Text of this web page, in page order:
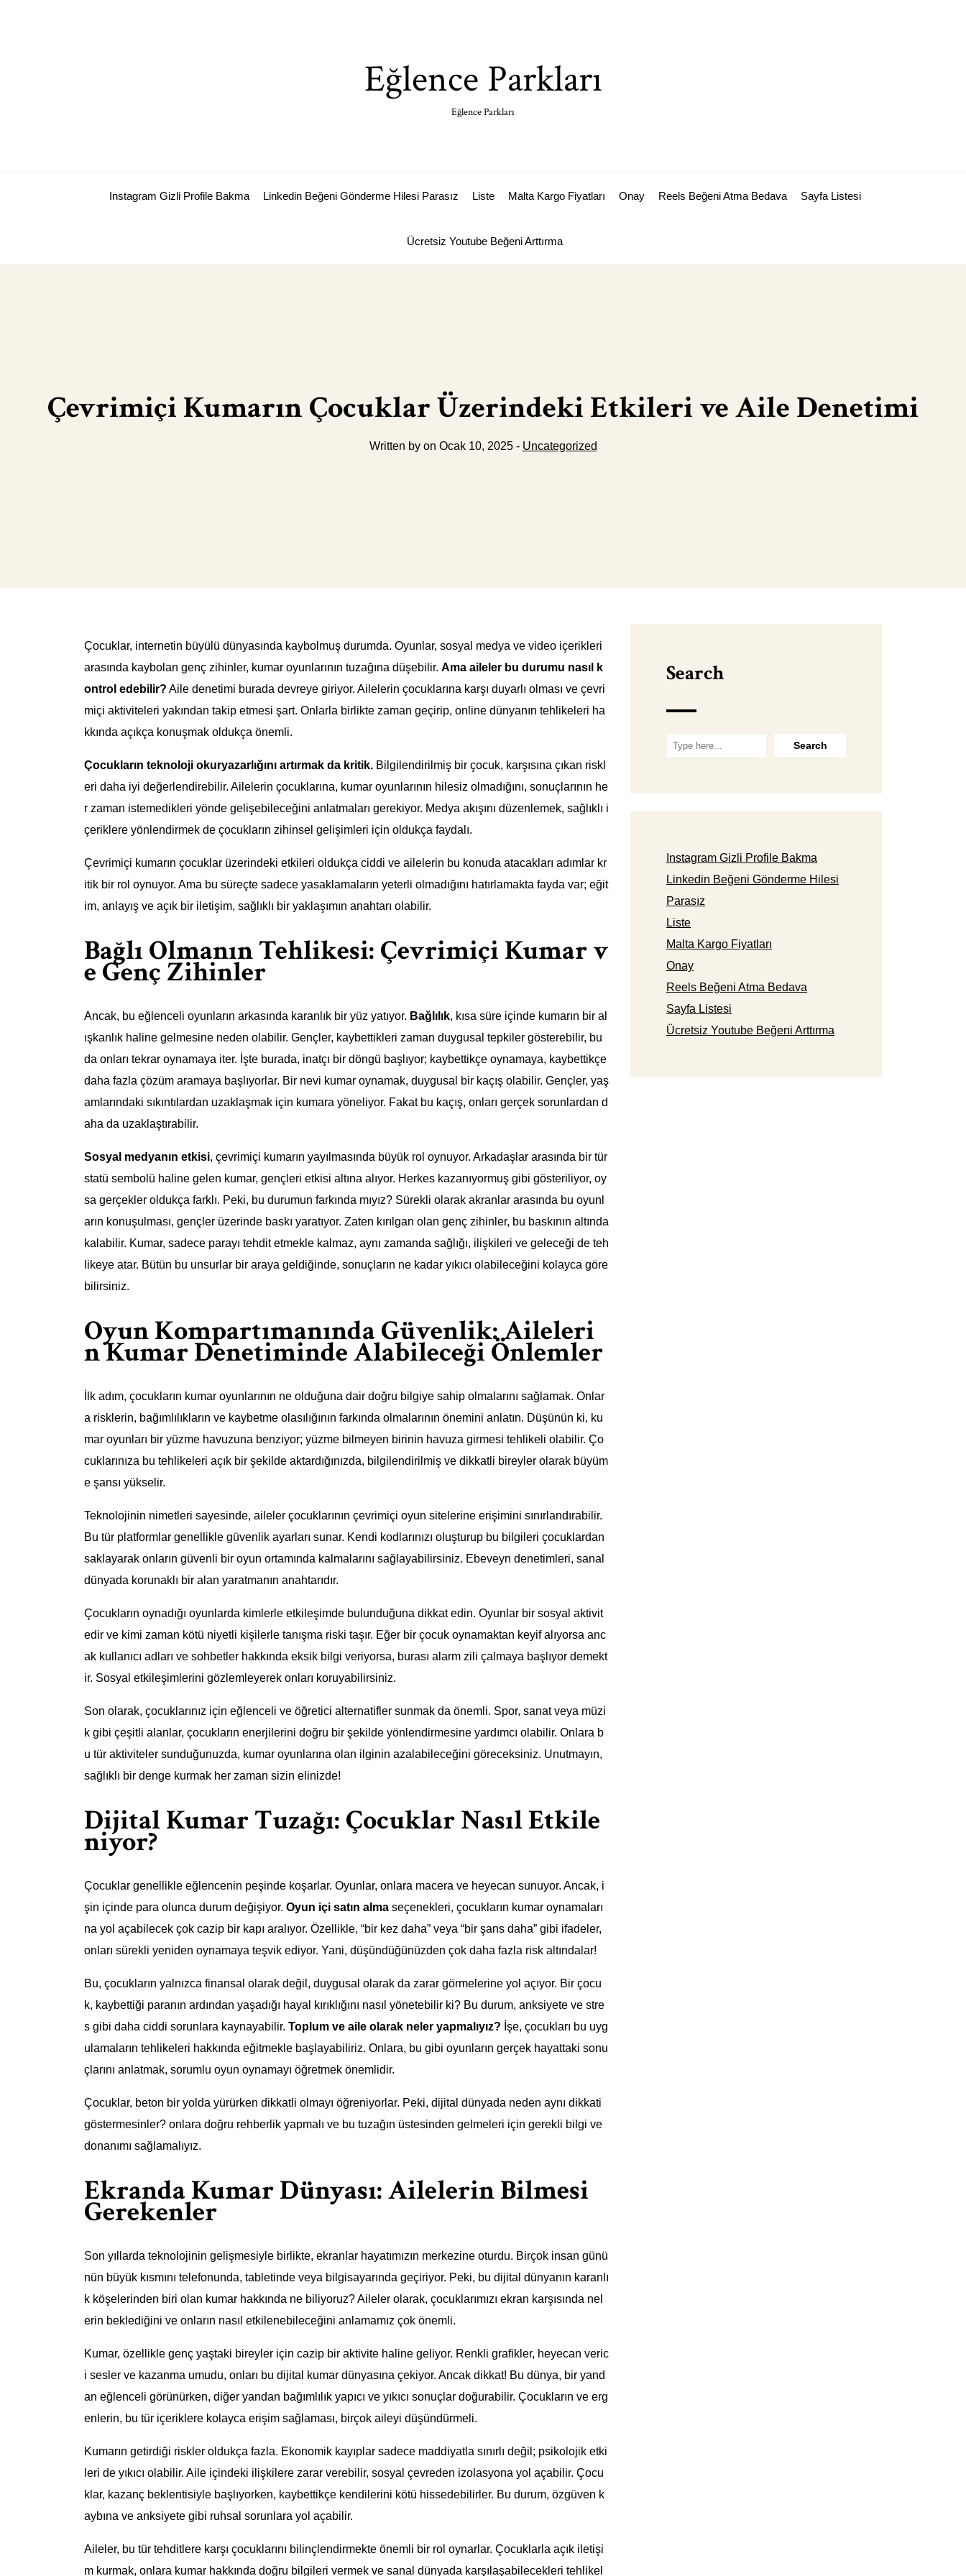
Eğlence Parkları
Eğlence Parkları
Instagram Gizli Profile Bakma Linkedin Beğeni Gönderme Hilesi Parasız Liste Malta Kargo Fiyatları Onay Reels Beğeni Atma Bedava Sayfa Listesi
Ücretsiz Youtube Beğeni Arttırma
Çevrimiçi Kumarın Çocuklar Üzerindeki Etkileri ve Aile Denetimi
Written by on Ocak 10, 2025 - Uncategorized
Çocuklar, internetin büyülü dünyasında kaybolmuş durumda. Oyunlar, sosyal medya ve video içerikleri
arasında kaybolan genç zihinler, kumar oyunlarının tuzağına düşebilir. Ama aileler bu durumu nasıl k
ontrol edebilir? Aile denetimi burada devreye giriyor. Ailelerin çocuklarına karşı duyarlı olması ve çevri
miçi aktiviteleri yakından takip etmesi şart. Onlarla birlikte zaman geçirip, online dünyanın tehlikeleri ha
kkında açıkça konuşmak oldukça önemli.
Çocukların teknoloji okuryazarlığını artırmak da kritik. Bilgilendirilmiş bir çocuk, karşısına çıkan riskl
eri daha iyi değerlendirebilir. Ailelerin çocuklarına, kumar oyunlarının hilesiz olmadığını, sonuçlarının he
r zaman istemedikleri yönde gelişebileceğini anlatmaları gerekiyor. Medya akışını düzenlemek, sağlıklı i
çeriklere yönlendirmek de çocukların zihinsel gelişimleri için oldukça faydalı.
Çevrimiçi kumarın çocuklar üzerindeki etkileri oldukça ciddi ve ailelerin bu konuda atacakları adımlar kr
itik bir rol oynuyor. Ama bu süreçte sadece yasaklamaların yeterli olmadığını hatırlamakta fayda var; eğit
im, anlayış ve açık bir iletişim, sağlıklı bir yaklaşımın anahtarı olabilir.
Bağlı Olmanın Tehlikesi: Çevrimiçi Kumar v
e Genç Zihinler
Ancak, bu eğlenceli oyunların arkasında karanlık bir yüz yatıyor. Bağlılık, kısa süre içinde kumarın bir al
ışkanlık haline gelmesine neden olabilir. Gençler, kaybettikleri zaman duygusal tepkiler gösterebilir, bu
da onları tekrar oynamaya iter. İşte burada, inatçı bir döngü başlıyor; kaybettikçe oynamaya, kaybettikçe
daha fazla çözüm aramaya başlıyorlar. Bir nevi kumar oynamak, duygusal bir kaçış olabilir. Gençler, yaş
amlarındaki sıkıntılardan uzaklaşmak için kumara yöneliyor. Fakat bu kaçış, onları gerçek sorunlardan d
aha da uzaklaştırabilir.
Sosyal medyanın etkisi, çevrimiçi kumarın yayılmasında büyük rol oynuyor. Arkadaşlar arasında bir tür
statü sembolü haline gelen kumar, gençleri etkisi altına alıyor. Herkes kazanıyormuş gibi gösteriliyor, oy
sa gerçekler oldukça farklı. Peki, bu durumun farkında mıyız? Sürekli olarak akranlar arasında bu oyunl
arın konuşulması, gençler üzerinde baskı yaratıyor. Zaten kırılgan olan genç zihinler, bu baskının altında
kalabilir. Kumar, sadece parayı tehdit etmekle kalmaz, aynı zamanda sağlığı, ilişkileri ve geleceği de teh
likeye atar. Bütün bu unsurlar bir araya geldiğinde, sonuçların ne kadar yıkıcı olabileceğini kolayca göre
bilirsiniz.
Oyun Kompartımanında Güvenlik: Aileleri
n Kumar Denetiminde Alabileceği Önlemler
İlk adım, çocukların kumar oyunlarının ne olduğuna dair doğru bilgiye sahip olmalarını sağlamak. Onlar
a risklerin, bağımlılıkların ve kaybetme olasılığının farkında olmalarının önemini anlatın. Düşünün ki, ku
mar oyunları bir yüzme havuzuna benziyor; yüzme bilmeyen birinin havuza girmesi tehlikeli olabilir. Ço
cuklarınıza bu tehlikeleri açık bir şekilde aktardığınızda, bilgilendirilmiş ve dikkatli bireyler olarak büyüm
e şansı yükselir.
Teknolojinin nimetleri sayesinde, aileler çocuklarının çevrimiçi oyun sitelerine erişimini sınırlandırabilir.
Bu tür platformlar genellikle güvenlik ayarları sunar. Kendi kodlarınızı oluşturup bu bilgileri çocuklardan
saklayarak onların güvenli bir oyun ortamında kalmalarını sağlayabilirsiniz. Ebeveyn denetimleri, sanal
dünyada korunaklı bir alan yaratmanın anahtarıdır.
Çocukların oynadığı oyunlarda kimlerle etkileşimde bulunduğuna dikkat edin. Oyunlar bir sosyal aktivit
edir ve kimi zaman kötü niyetli kişilerle tanışma riski taşır. Eğer bir çocuk oynamaktan keyif alıyorsa anc
ak kullanıcı adları ve sohbetler hakkında eksik bilgi veriyorsa, burası alarm zili çalmaya başlıyor demekt
ir. Sosyal etkileşimlerini gözlemleyerek onları koruyabilirsiniz.
Son olarak, çocuklarınız için eğlenceli ve öğretici alternatifler sunmak da önemli. Spor, sanat veya müzi
k gibi çeşitli alanlar, çocukların enerjilerini doğru bir şekilde yönlendirmesine yardımcı olabilir. Onlara b
u tür aktiviteler sunduğunuzda, kumar oyunlarına olan ilginin azalabileceğini göreceksiniz. Unutmayın,
sağlıklı bir denge kurmak her zaman sizin elinizde!
Dijital Kumar Tuzağı: Çocuklar Nasıl Etkile
niyor?
Çocuklar genellikle eğlencenin peşinde koşarlar. Oyunlar, onlara macera ve heyecan sunuyor. Ancak, i
şin içinde para olunca durum değişiyor. Oyun içi satın alma seçenekleri, çocukların kumar oynamaları
na yol açabilecek çok cazip bir kapı aralıyor. Özellikle, “bir kez daha” veya “bir şans daha” gibi ifadeler,
onları sürekli yeniden oynamaya teşvik ediyor. Yani, düşündüğünüzden çok daha fazla risk altındalar!
Bu, çocukların yalnızca finansal olarak değil, duygusal olarak da zarar görmelerine yol açıyor. Bir çocu
k, kaybettiği paranın ardından yaşadığı hayal kırıklığını nasıl yönetebilir ki? Bu durum, anksiyete ve stre
s gibi daha ciddi sorunlara kaynayabilir. Toplum ve aile olarak neler yapmalıyız? İşe, çocukları bu uyg
ulamaların tehlikeleri hakkında eğitmekle başlayabiliriz. Onlara, bu gibi oyunların gerçek hayattaki sonu
çlarını anlatmak, sorumlu oyun oynamayı öğretmek önemlidir.
Çocuklar, beton bir yolda yürürken dikkatli olmayı öğreniyorlar. Peki, dijital dünyada neden aynı dikkati
göstermesinler? onlara doğru rehberlik yapmalı ve bu tuzağın üstesinden gelmeleri için gerekli bilgi ve
donanımı sağlamalıyız.
Ekranda Kumar Dünyası: Ailelerin Bilmesi
Gerekenler
Son yıllarda teknolojinin gelişmesiyle birlikte, ekranlar hayatımızın merkezine oturdu. Birçok insan günü
nün büyük kısmını telefonunda, tabletinde veya bilgisayarında geçiriyor. Peki, bu dijital dünyanın karanlı
k köşelerinden biri olan kumar hakkında ne biliyoruz? Aileler olarak, çocuklarımızı ekran karşısında nel
erin beklediğini ve onların nasıl etkilenebileceğini anlamamız çok önemli.
Kumar, özellikle genç yaştaki bireyler için cazip bir aktivite haline geliyor. Renkli grafikler, heyecan veric
i sesler ve kazanma umudu, onları bu dijital kumar dünyasına çekiyor. Ancak dikkat! Bu dünya, bir yand
an eğlenceli görünürken, diğer yandan bağımlılık yapıcı ve yıkıcı sonuçlar doğurabilir. Çocukların ve erg
enlerin, bu tür içeriklere kolayca erişim sağlaması, birçok aileyi düşündürmeli.
Kumarın getirdiği riskler oldukça fazla. Ekonomik kayıplar sadece maddiyatla sınırlı değil; psikolojik etki
leri de yıkıcı olabilir. Aile içindeki ilişkilere zarar verebilir, sosyal çevreden izolasyona yol açabilir. Çocu
klar, kazanç beklentisiyle başlıyorken, kaybettikçe kendilerini kötü hissedebilirler. Bu durum, özgüven k
aybına ve anksiyete gibi ruhsal sorunlara yol açabilir.
Aileler, bu tür tehditlere karşı çocuklarını bilinçlendirmekte önemli bir rol oynarlar. Çocuklarla açık iletişi
m kurmak, onlara kumar hakkında doğru bilgileri vermek ve sanal dünyada karşılaşabilecekleri tehlikel
Search
Instagram Gizli Profile Bakma
Linkedin Beğeni Gönderme Hilesi
Parasız
Liste
Malta Kargo Fiyatları
Onay
Reels Beğeni Atma Bedava
Sayfa Listesi
Ücretsiz Youtube Beğeni Arttırma